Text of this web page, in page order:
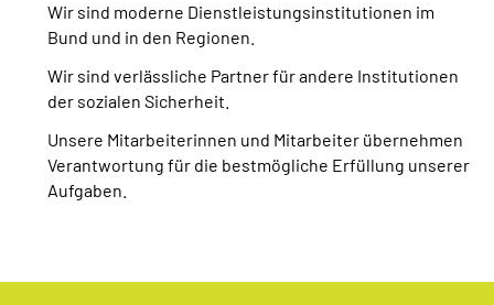
Wir sind moderne Dienstleistungsinstitutionen im
Bund und in den Regionen.
Wir sind verlässliche Partner für andere Institutionen
der sozialen Sicherheit.
Unsere Mitarbeiterinnen und Mitarbeiter übernehmen
Verantwortung für die bestmögliche Erfüllung unserer
Aufgaben.